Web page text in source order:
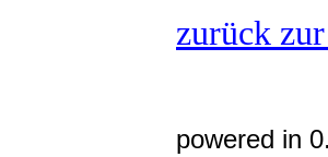
zurück
powered in